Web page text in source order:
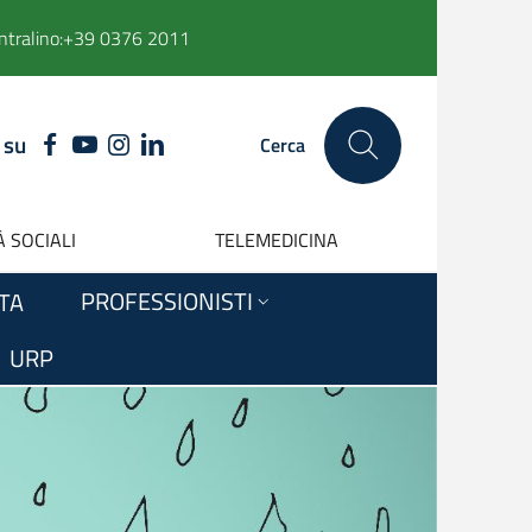
+39 0376 2011
FACEBOOK
YOUTUBE
INSTAGRAM
LINKEDIN Cerca
SOCIALI TELEMEDICINA
PROFESSIONISTI
URP